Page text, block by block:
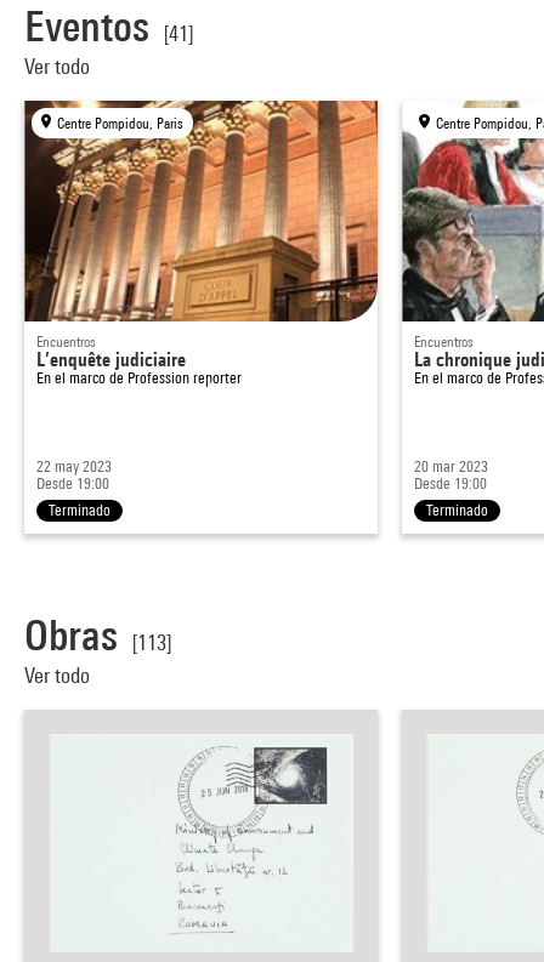
Eventos
[41]
Ver todo
Centre Pompidou, Paris
Encuentros
L’enquête judiciaire
En el marco de Profession reporter
22 may 2023
Desde 19:00
Terminado
Centre Pompidou,
Encuentros
La chronique
En el marco de
20 mar 2023
Desde 19:00
Terminado
Obras
[113]
Ver todo